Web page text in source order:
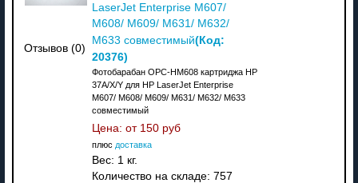
Отзывов (0)
LaserJet Enterprise M607/
M608/ M609/ M631/ M632/
M633 совместимый(Код:
20376)
Фотобарабан OPC-HM608 картриджа HP
37A/X/Y для HP LaserJet Enterprise
M607/ M608/ M609/ M631/ M632/ M633
совместимый
Цена: от 150 руб
плюс доставка
Вес: 1 кг.
Количество на складе: 757